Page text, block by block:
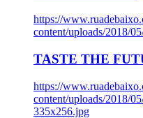
https://
content/uploads/2018/
TASTE THE
https://
content/uploads/2018/
335x256.jpg